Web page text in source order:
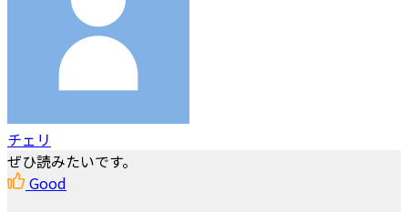
チェリ
ぜひ読みたいです。
Good